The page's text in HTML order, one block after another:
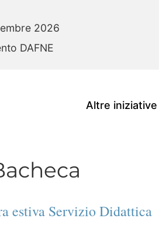
2026
DAFNE
Altre iniziative
estiva Servizio Didattica